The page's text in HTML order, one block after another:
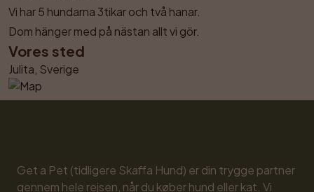
Vi har 5 hundarna 3tikar och två hanar.
Dom hänger med på nästan allt vi gör.
Vores sted
Julita, Sverige
Get a Pet (tidligere Skaffa Hund) er din trygge partner
gennem hele rejsen, når du køber hund eller kat. Vi